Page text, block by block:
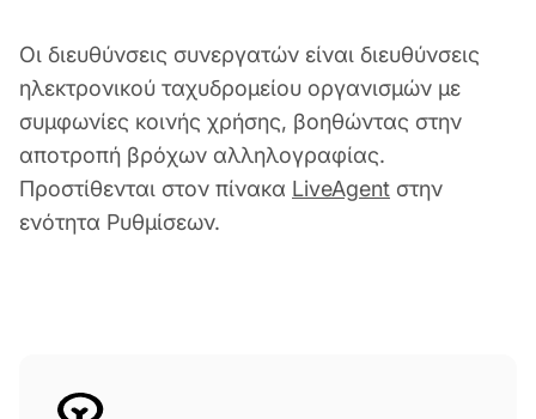
Οι διευθύνσεις συνεργατών είναι διευθύνσεις
ηλεκτρονικού ταχυδρομείου οργανισμών με
συμφωνίες κοινής χρήσης, βοηθώντας στην
αποτροπή βρόχων αλληλογραφίας.
Προστίθενται στον πίνακα LiveAgent στην
ενότητα Ρυθμίσεων.